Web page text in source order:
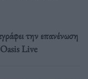
την επανένωση
Live